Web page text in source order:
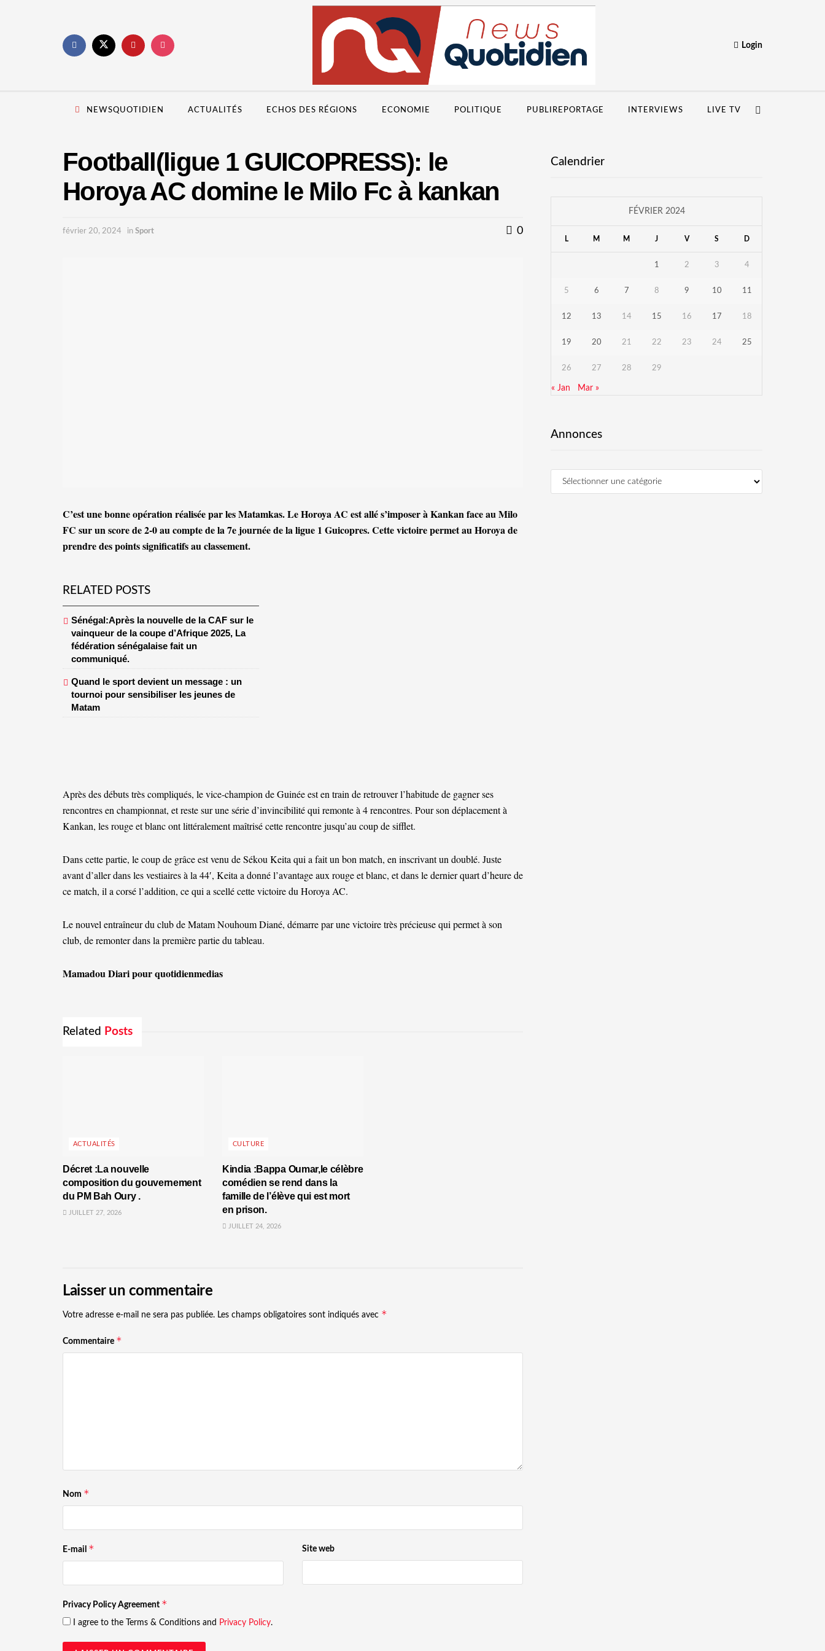
Login
NEWSQUOTIDIEN ACTUALITÉS ECHOS DES RÉGIONS ECONOMIE POLITIQUE PUBLIREPORTAGE INTERVIEWS LIVE TV
Football(ligue 1 GUICOPRESS): le
Horoya AC domine le Milo Fc à kankan
février 20, 2024 in Sport 0
C’est une bonne opération réalisée par les Matamkas. Le Horoya AC est allé s’imposer à Kankan face au Milo
FC sur un score de 2-0 au compte de la 7e journée de la ligue 1 Guicopres. Cette victoire permet au Horoya de
prendre des points significatifs au classement.
RELATED POSTS
Sénégal:Après la nouvelle de la CAF sur le
vainqueur de la coupe d’Afrique 2025, La
fédération sénégalaise fait un
communiqué.
Quand le sport devient un message : un
tournoi pour sensibiliser les jeunes de
Matam
Après des débuts très compliqués, le vice-champion de Guinée est en train de retrouver l’habitude de gagner ses
rencontres en championnat, et reste sur une série d’invincibilité qui remonte à 4 rencontres. Pour son déplacement à
Kankan, les rouge et blanc ont littéralement maîtrisé cette rencontre jusqu’au coup de sifflet.
Dans cette partie, le coup de grâce est venu de Sékou Keita qui a fait un bon match, en inscrivant un doublé. Juste
avant d’aller dans les vestiaires à la 44′, Keita a donné l’avantage aux rouge et blanc, et dans le dernier quart d’heure de
ce match, il a corsé l’addition, ce qui a scellé cette victoire du Horoya AC.
Le nouvel entraîneur du club de Matam Nouhoum Diané, démarre par une victoire très précieuse qui permet à son
club, de remonter dans la première partie du tableau.
Mamadou Diari pour quotidienmedias
Related Posts
ACTUALITÉS
Décret :La nouvelle
composition du gouvernement
du PM Bah Oury .
JUILLET 27, 2026
CULTURE
Kindia :Bappa Oumar,le célèbre
comédien se rend dans la
famille de l’élève qui est mort
en prison.
JUILLET 24, 2026
Laisser un commentaire
Votre adresse e-mail ne sera pas publiée. Les champs obligatoires sont indiqués avec *
Commentaire *
Nom *
E-mail * Site web
Privacy Policy Agreement *
I agree to the Terms & Conditions and Privacy Policy.
Calendrier
FÉVRIER 2024
L M M J V S D
1 2 3 4
5 6 7 8 9 10 11
12 13 14 15 16 17 18
19 20 21 22 23 24 25
26 27 28 29
« Jan Mar »
Annonces